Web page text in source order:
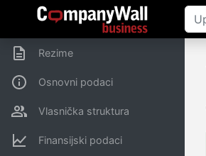
Rezime
Osnovni podaci
Vlasnička struktura
Finansijski podaci